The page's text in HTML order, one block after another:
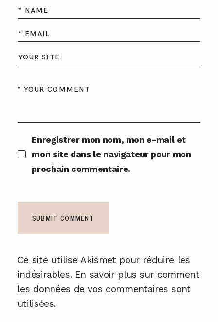
Enregistrer mon nom, mon e-mail et
mon site dans le navigateur pour mon
prochain commentaire.
Ce site utilise Akismet pour réduire les
indésirables. En savoir plus sur comment
les données de vos commentaires sont
utilisées.